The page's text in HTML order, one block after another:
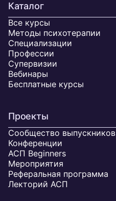
Каталог
Все курсы
Методы психотерапии
Специализации
Профессии
Супервизии
Вебинары
Бесплатные курсы
Проекты
Сообщество выпускников
Конференции
АСП Beginners
Мероприятия
Реферальная программа
Лекторий АСП